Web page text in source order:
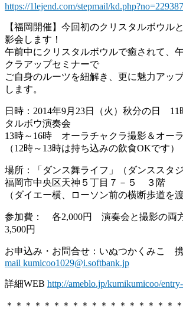
https://1lejend.com/stepmail/kd.php?no=229387
【福岡開催】今回初のクリスタルボウル
影会します！
午前中にクリスタルボウルで癒されて、
クラアップセミナーで
ご自身のルーツを紐解き、更に魅力アッ
します。
日時：2014年9月23日（火）秋分の日
タルボウ演奏会
13時～16時 オーラチャクラ撮影＆オー
（12時～13時は持ち込みの飲食OKです）
場所：「ダンス舞ライフ」（ダンススタジ
福岡市中央区天神５丁目７－５ ３階
（ダイエー横、ローソン前の横断歩道を
参加費： 各2,000円 演奏会と撮影の両
3,500円
お申込み・お問合せ：いぬつかくみこ 携
mail kumicoo1029@i.softbank.jp
詳細WEB http://ameblo.jp/kumikumicoo/
＊＊＊＊＊＊＊＊＊＊＊＊＊＊＊＊＊＊